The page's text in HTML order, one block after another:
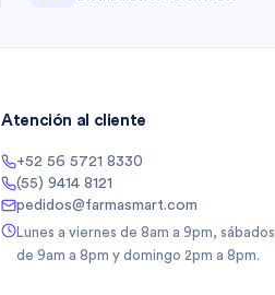
Atención al cliente
+52 56 5721 8330
(55) 9414 8121
pedidos@farmasmart.com
Lunes a viernes de 8am a 9pm, sábados
de 9am a 8pm y domingo 2pm a 8pm.